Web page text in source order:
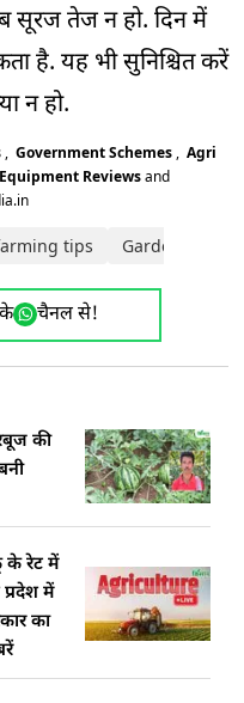
सूरज तेज न हो. दिन में
है. यह भी सुनिश्चित करें
न हो.
, Government Schemes , Agri
Equipment Reviewsand
tips Gardening
चैनल से!
की
के रेट में
में
का